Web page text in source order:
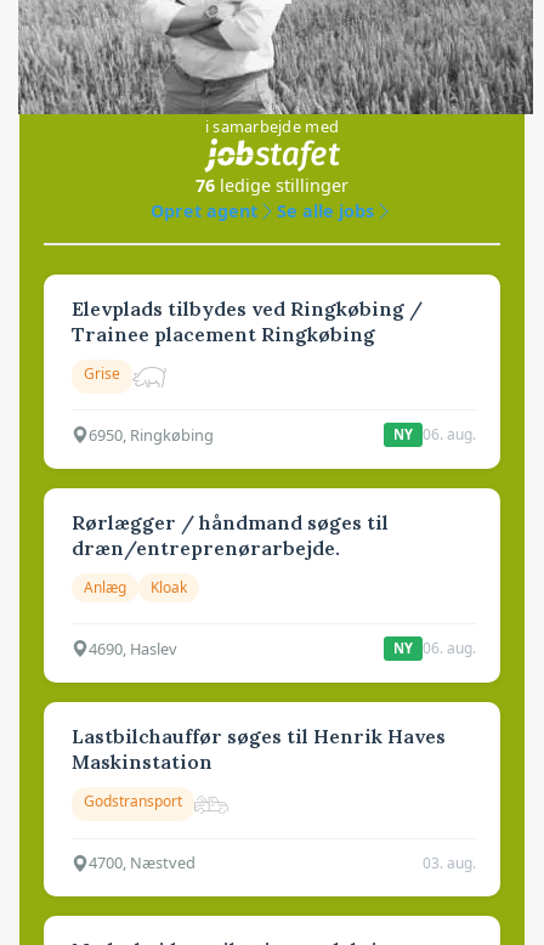
Jobs
i samarbejde med
76 ledige stillinger
Opret agent
Se alle jobs
Elevplads tilbydes ved Ringkøbing /
Trainee placement Ringkøbing
Grise
6950, Ringkøbing NY 06. aug.
Rørlægger / håndmand søges til
dræn/entreprenørarbejde.
Anlæg Kloak
4690, Haslev NY 06. aug.
Lastbilchauffør søges til Henrik Haves
Maskinstation
Godstransport
4700, Næstved 03. aug.